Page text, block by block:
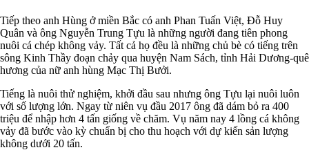
Tiếp theo anh Hùng ở miền Bắc có anh Phan Tuấn Việt, Đỗ Huy
Quân và ông Nguyễn Trung Tựu là những người đang tiên phong
nuôi cá chép không vảy. Tất cả họ đều là những chủ bè có tiếng trên
sông Kinh Thầy đoạn chảy qua huyện Nam Sách, tỉnh Hải Dương-quê
hương của nữ anh hùng Mạc Thị Bưởi.
Tiếng là nuôi thử nghiệm, khởi đầu sau nhưng ông Tựu lại nuôi luôn
với số lượng lớn. Ngay từ niên vụ đầu 2017 ông đã dám bỏ ra 400
triệu để nhập hơn 4 tấn giống về chăm. Vụ năm nay 4 lồng cá không
vảy đã bước vào kỳ chuẩn bị cho thu hoạch với dự kiến sản lượng
không dưới 20 tấn.